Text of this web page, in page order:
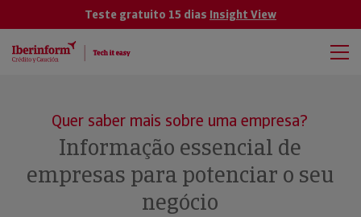
Teste gratuito 15 dias Insight View
Quer saber mais sobre uma empresa?
Informação essencial de
empresas para potenciar o seu
negócio